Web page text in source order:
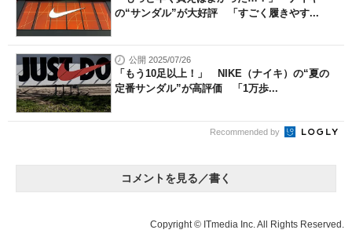
の“サンダル”が大好評 「すごく履きやす...
公開 2025/07/26
「もう10足以上！」 NIKE（ナイキ）の“夏の
定番サンダル”が高評価 「1万歩...
Recommended by
コメントを見る／書く
Copyright © ITmedia Inc. All Rights Reserved.